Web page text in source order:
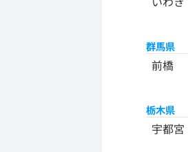
群馬県
前橋
栃木県
宇都宮